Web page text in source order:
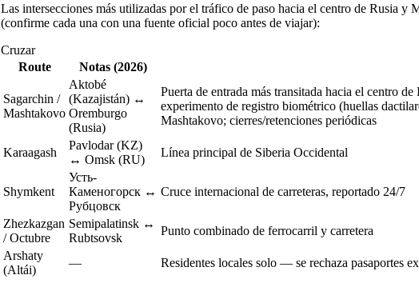
Las intersecciones más utilizadas por el tráfico de paso hacia el centro de Rusia y
(confirme cada una con una fuente oficial poco antes de viajar):
Cruzar
Route
Notas (2026)
Sagarchin /
Mashtakovo
Aktobé
(Kazajistán) ↔
Oremburgo
(Rusia)
Puerta de entrada más transitada hacia el centro
experimento de registro biométrico (huellas
Mashtakovo; cierres/retenciones periódicas
Karaagash
Pavlodar (KZ)
↔ Omsk (RU)
Línea principal de Siberia Occidental
Shymkent
Усть-
Каменогорск ↔
Рубцовск
Cruce internacional de carreteras, reportado 24/7
Zhezkazgan
/ Octubre
Semipalatinsk ↔
Rubtsovsk
Punto combinado de ferrocarril y carretera
Arshaty
(Altái)
— Residentes locales solo — se rechaza pasaportes